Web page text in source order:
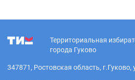
Территориальная
города Гуково
347871, Ростовская область,